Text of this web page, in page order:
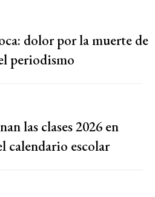
dolor por la muerte de
periodismo
las clases 2026 en
calendario escolar